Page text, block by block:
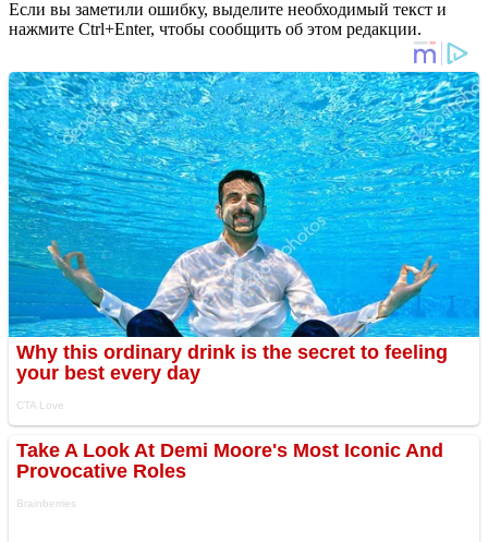
Если вы заметили ошибку, выделите необходимый текст и
нажмите Ctrl+Enter, чтобы сообщить об этом редакции.